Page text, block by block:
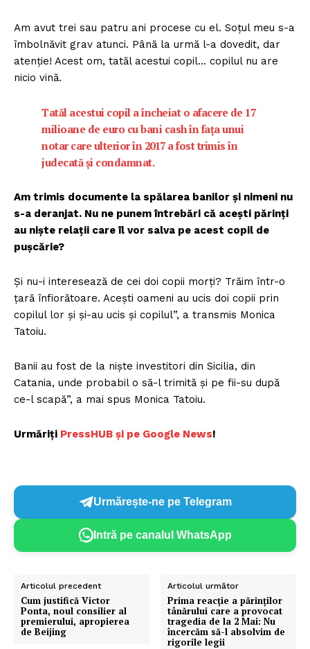
Am avut trei sau patru ani procese cu el. Soțul meu s-a
îmbolnăvit grav atunci. Până la urmă l-a dovedit, dar
atenție! Acest om, tatăl acestui copil… copilul nu are
nicio vină.
Tatăl acestui copil a încheiat o afacere de 17
milioane de euro cu bani cash în fața unui
notar care ulterior în 2017 a fost trimis în
judecată și condamnat.
Am trimis documente la spălarea banilor și nimeni nu
s-a deranjat. Nu ne punem întrebări că acești părinți
au niște relații care îl vor salva pe acest copil de
pușcărie?
Și nu-i interesează de cei doi copii morți? Trăim într-o
țară înfiorătoare. Acești oameni au ucis doi copii prin
copilul lor și și-au ucis și copilul”, a transmis Monica
Tatoiu.
Banii au fost de la niște investitori din Sicilia, din
Catania, unde probabil o să-l trimită și pe fii-su după
ce-l scapă”, a mai spus Monica Tatoiu.
Urmăriți PressHUB și pe Google News!
Urmărește-ne pe Telegram
Intră pe canalul WhatsApp
Articolul precedent
Cum justifică Victor
Ponta, noul consilier al
premierului, apropierea
de Beijing
Articolul următor
Prima reacție a părinților
tânărului care a provocat
tragedia de la 2 Mai: Nu
încercăm să-l absolvim de
rigorile legii